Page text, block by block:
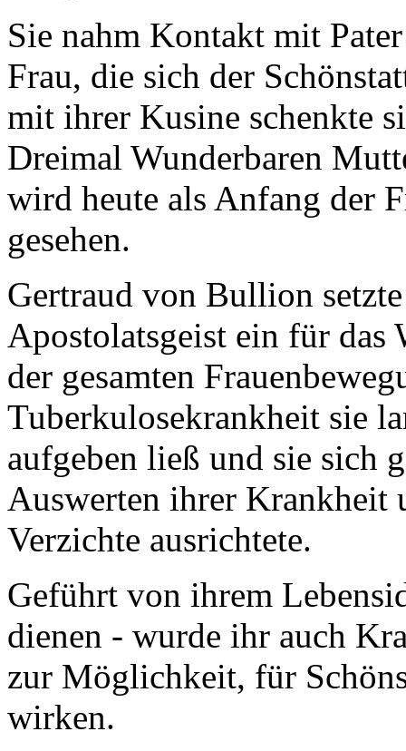
Sie nahm Kontakt mit
Frau, die sich der
mit ihrer Kusine schenkte
Dreimal Wunderbaren
wird heute als Anfang der
gesehen.
Gertraud von Bullion
Apostolatsgeist ein für das
der gesamten
Tuberkulosekrankheit sie
aufgeben ließ und sie sich
Auswerten ihrer Krankheit
Verzichte ausrichtete.
Geführt von ihrem
dienen - wurde ihr auch
zur Möglichkeit, für
wirken.